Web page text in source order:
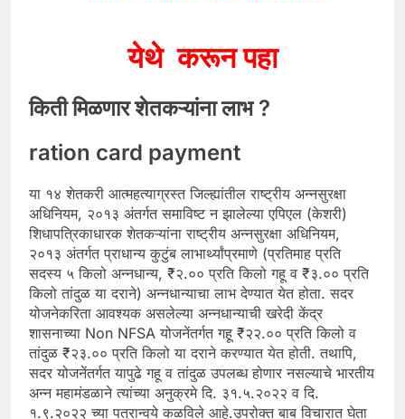
येथे करून पहा
किती मिळणार शेतकऱ्यांना लाभ ?
ration card payment
या १४ शेतकरी आत्महत्याग्रस्त जिल्ह्यांतील राष्ट्रीय अन्नसुरक्षा
अधिनियम, २०१३ अंतर्गत समाविष्ट न झालेल्या एपिएल (केशरी)
शिधापत्रिकाधारक शेतकऱ्यांना राष्ट्रीय अन्नसुरक्षा अधिनियम,
२०१३ अंतर्गत प्राधान्य कुटुंब लाभार्थ्यांप्रमाणे (प्रतिमाह प्रति
सदस्य ५ किलो अन्नधान्य, ₹२.०० प्रति किलो गहू व ₹३.०० प्रति
किलो तांदुळ या दराने) अन्नधान्याचा लाभ देण्यात येत होता. सदर
योजनेकरिता आवश्यक असलेल्या अन्नधान्याची खरेदी केंद्र
शासनाच्या Non NFSA योजनेंतर्गत गहू ₹२२.०० प्रति किलो व
तांदुळ ₹२३.०० प्रति किलो या दराने करण्यात येत होती. तथापि,
सदर योजनेंतर्गत यापुढे गहू व तांदुळ उपलब्ध होणार नसल्याचे भारतीय
अन्न महामंडळाने त्यांच्या अनुक्रमे दि. ३१.५.२०२२ व दि.
१.९.२०२२ च्या पत्रान्वये कळविले आहे.उपरोक्त बाब विचारात घेता